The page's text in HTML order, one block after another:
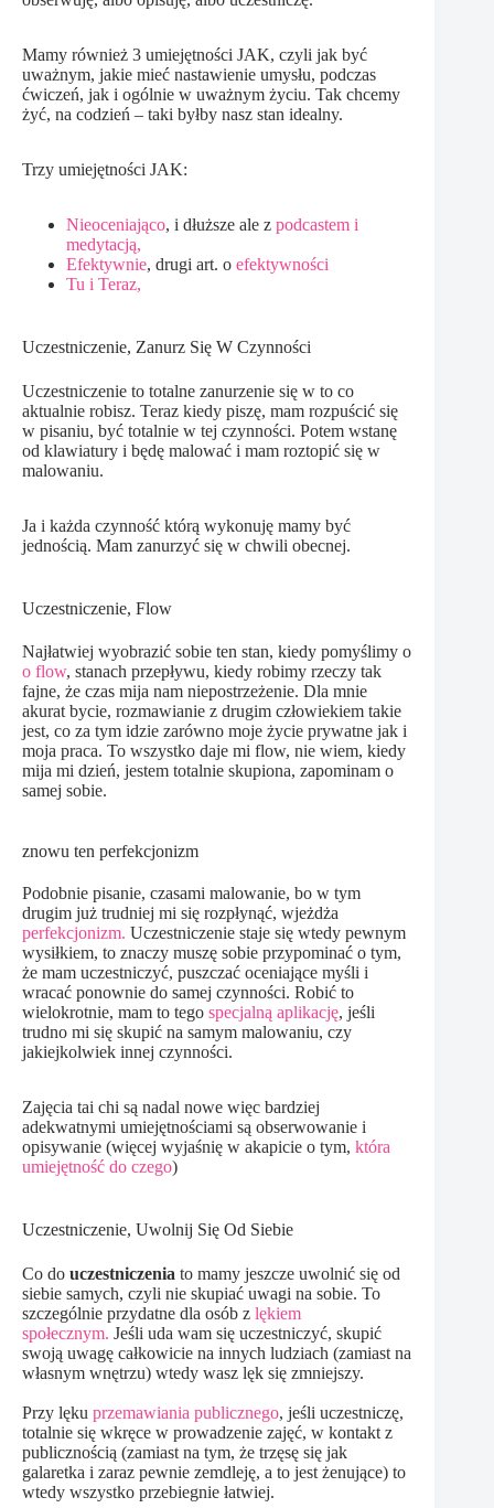
Mamy również 3 umiejętności JAK, czyli jak być
uważnym, jakie mieć nastawienie umysłu, podczas
ćwiczeń, jak i ogólnie w uważnym życiu. Tak chcemy
żyć, na codzień – taki byłby nasz stan idealny.
Trzy umiejętności JAK:
Nieoceniająco, i dłuższe ale z podcastem i
medytacją,
Efektywnie, drugi art. o efektywności
Tu i Teraz,
Uczestniczenie, Zanurz Się W Czynności
Uczestniczenie to totalne zanurzenie się w to co
aktualnie robisz. Teraz kiedy piszę, mam rozpuścić się
w pisaniu, być totalnie w tej czynności. Potem wstanę
od klawiatury i będę malować i mam roztopić się w
malowaniu.
Ja i każda czynność którą wykonuję mamy być
jednością. Mam zanurzyć się w chwili obecnej.
Uczestniczenie, Flow
Najłatwiej wyobrazić sobie ten stan, kiedy pomyślimy o
o flow, stanach przepływu, kiedy robimy rzeczy tak
fajne, że czas mija nam niepostrzeżenie. Dla mnie
akurat bycie, rozmawianie z drugim człowiekiem takie
jest, co za tym idzie zarówno moje życie prywatne jak i
moja praca. To wszystko daje mi flow, nie wiem, kiedy
mija mi dzień, jestem totalnie skupiona, zapominam o
samej sobie.
znowu ten perfekcjonizm
Podobnie pisanie, czasami malowanie, bo w tym
drugim już trudniej mi się rozpłynąć, wjeżdża
perfekcjonizm. Uczestniczenie staje się wtedy pewnym
wysiłkiem, to znaczy muszę sobie przypominać o tym,
że mam uczestniczyć, puszczać oceniające myśli i
wracać ponownie do samej czynności. Robić to
wielokrotnie, mam to tego specjalną aplikację, jeśli
trudno mi się skupić na samym malowaniu, czy
jakiejkolwiek innej czynności.
Zajęcia tai chi są nadal nowe więc bardziej
adekwatnymi umiejętnościami są obserwowanie i
opisywanie (więcej wyjaśnię w akapicie o tym, która
umiejętność do czego)
Uczestniczenie, Uwolnij Się Od Siebie
Co do uczestniczenia to mamy jeszcze uwolnić się od
siebie samych, czyli nie skupiać uwagi na sobie. To
szczególnie przydatne dla osób z lękiem
społecznym. Jeśli uda wam się uczestniczyć, skupić
swoją uwagę całkowicie na innych ludziach (zamiast na
własnym wnętrzu) wtedy wasz lęk się zmniejszy.
Przy lęku przemawiania publicznego, jeśli uczestniczę,
totalnie się wkręce w prowadzenie zajęć, w kontakt z
publicznością (zamiast na tym, że trzęsę się jak
galaretka i zaraz pewnie zemdleję, a to jest żenujące) to
wtedy wszystko przebiegnie łatwiej.